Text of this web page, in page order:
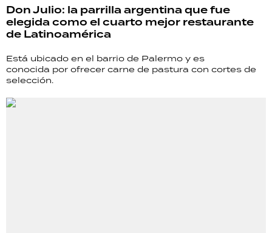
Don Julio: la parrilla argentina que fue
elegida como el cuarto mejor restaurante
de Latinoamérica
Está ubicado en el barrio de Palermo y es
conocida por ofrecer carne de pastura con cortes de
selección.